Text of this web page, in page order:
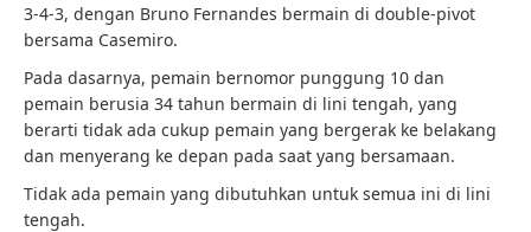
3-4-3, dengan Bruno Fernandes bermain di double-pivot
bersama Casemiro.
Pada dasarnya, pemain bernomor punggung 10 dan
pemain berusia 34 tahun bermain di lini tengah, yang
berarti tidak ada cukup pemain yang bergerak ke belakang
dan menyerang ke depan pada saat yang bersamaan.
Tidak ada pemain yang dibutuhkan untuk semua ini di lini
tengah.